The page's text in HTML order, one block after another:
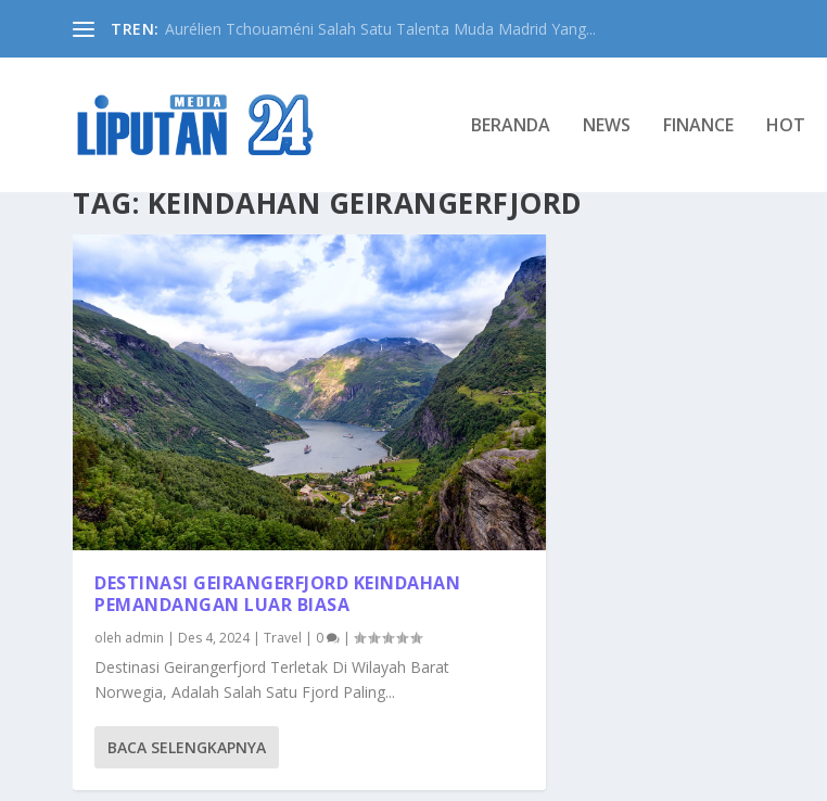
TREN: Aurélien Tchouaméni Salah Satu Talenta Muda Madrid Yang...
BERANDA NEWS FINANCE HOT
TAG: KEINDAHAN GEIRANGERFJORD
DESTINASI GEIRANGERFJORD KEINDAHAN
PEMANDANGAN LUAR BIASA
oleh admin | Des 4, 2024|Travel | 0 |
Destinasi Geirangerfjord Terletak Di Wilayah Barat
Norwegia, Adalah Salah Satu Fjord Paling...
BACA SELENGKAPNYA